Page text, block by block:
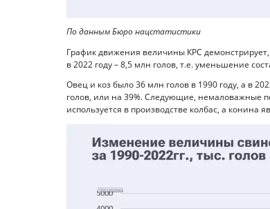
По данным Бюро нацстатистики
График движения величины КРС демонстрирует,
в 2022 году – 8,5 млн голов, т.е. уменьшение
Овец и коз было 36 млн голов в 1990 году, а в
голов, или на 39%. Следующие, немаловажные
используется в производстве колбас, а